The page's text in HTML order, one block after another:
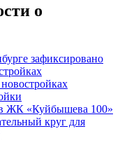
о
зафиксировано
ЖК «Куйбышева 100»
круг для